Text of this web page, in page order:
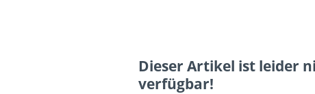
Dieser Artikel ist leider
verfügbar!